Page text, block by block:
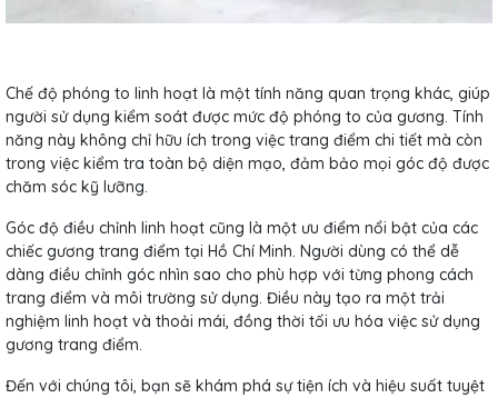
Chế độ phóng to linh hoạt là một tính năng quan trọng khác, giúp
người sử dụng kiểm soát được mức độ phóng to của gương. Tính
năng này không chỉ hữu ích trong việc trang điểm chi tiết mà còn
trong việc kiểm tra toàn bộ diện mạo, đảm bảo mọi góc độ được
chăm sóc kỹ lưỡng.
Góc độ điều chỉnh linh hoạt cũng là một ưu điểm nổi bật của các
chiếc gương trang điểm tại Hồ Chí Minh. Người dùng có thể dễ
dàng điều chỉnh góc nhìn sao cho phù hợp với từng phong cách
trang điểm và môi trường sử dụng. Điều này tạo ra một trải
nghiệm linh hoạt và thoải mái, đồng thời tối ưu hóa việc sử dụng
gương trang điểm.
Đến với chúng tôi, bạn sẽ khám phá sự tiện ích và hiệu suất tuyệt